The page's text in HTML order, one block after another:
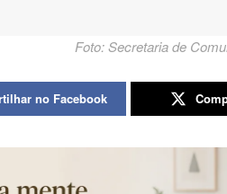
Foto: Secretaria de
no Facebook